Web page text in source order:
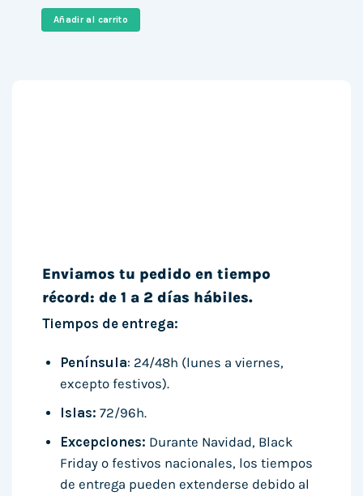
era:
148,88 €.
es:
123,99 €.
Añadir al carrito
Enviamos tu pedido en tiempo
récord: de 1 a 2 días hábiles.
Tiempos de entrega:
Península: 24/48h (lunes a viernes,
excepto festivos).
Islas: 72/96h.
Excepciones: Durante Navidad, Black
Friday o festivos nacionales, los tiempos
de entrega pueden extenderse debido al